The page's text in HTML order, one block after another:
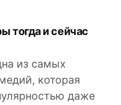
из самых
которая
даже